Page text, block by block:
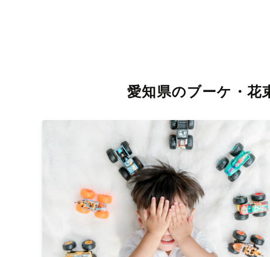
丁寧なレタッチで思い出を美しく仕上げます
きっと「こんな写真を撮ってほしかった！」と思える一
愛知県のブーケ・花